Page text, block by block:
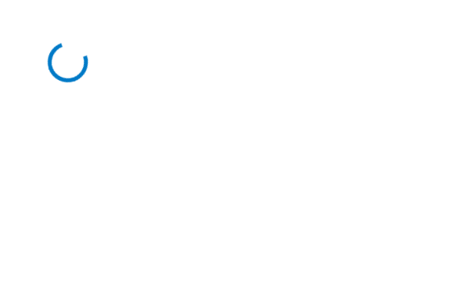
11.8.2026
MOŽNOSTI DORUČENÍ